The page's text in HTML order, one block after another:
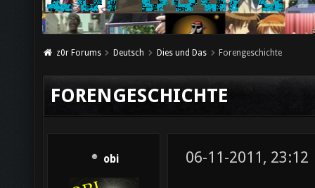
z0r Forums Deutsch Dies und Das Forengeschichte
FORENGESCHICHTE
obi 06-11-2011, 23:12